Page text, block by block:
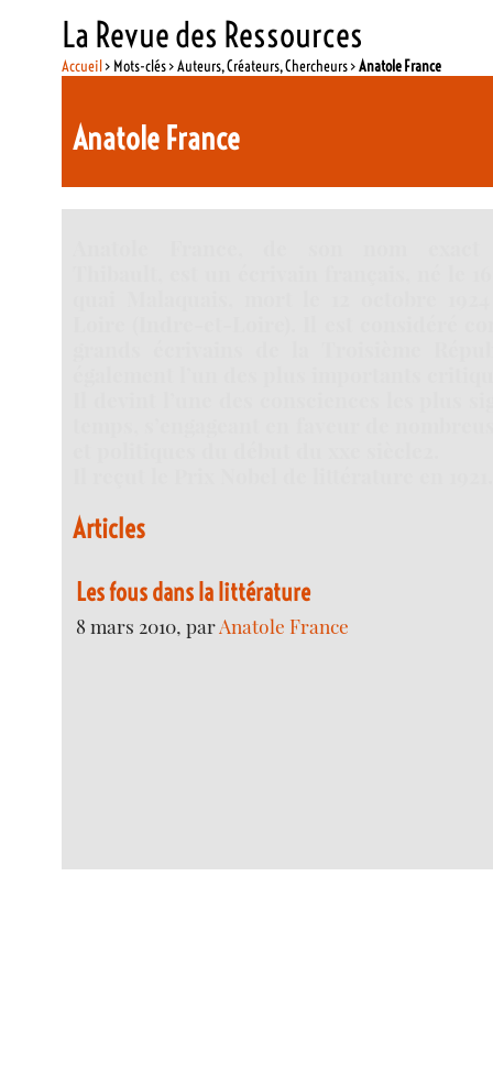
La Revue des Ressources
Accueil> Mots-clés > Auteurs, Créateurs, Chercheurs >Anatole France
Anatole France
Articles
Les fous dans la littérature
8 mars 2010, parAnatole France